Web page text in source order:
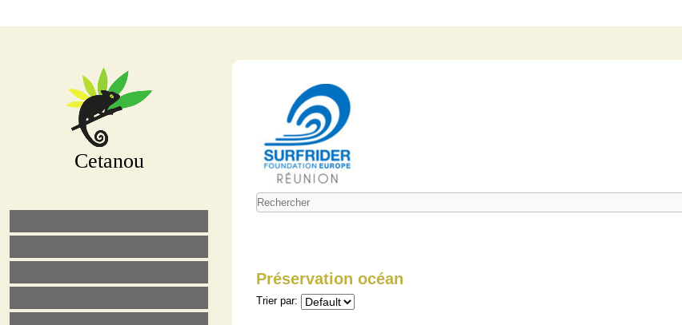
Cetanou
Préservation océan
Trier par: